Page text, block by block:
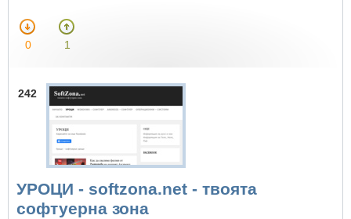
0 1
242
УРОЦИ - softzona.net - твоята
софтуерна зона